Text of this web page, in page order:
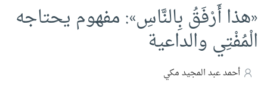
«هذا أَرْفَقُ بِالنَّاسِ»: مفهوم يحتاجه
الْمُفْتِي والداعية
أحمد عبد المجيد مكي